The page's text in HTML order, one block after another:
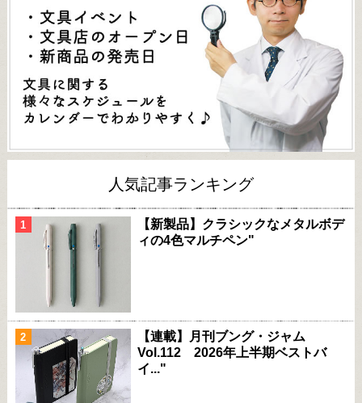
人気記事ランキング
【新製品】クラシックなメタルボデ
ィの4色マルチペン"
【連載】月刊ブング・ジャム
Vol.112 2026年上半期ベストバ
イ..."